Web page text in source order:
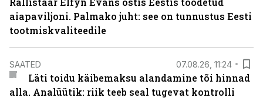
aiapaviljoni. Palmako juht: see on tunnustus Eesti
tootmiskvaliteedile
SAATED 07.08.26, 11:24
Läti toidu käibemaksu alandamine tõi hinnad
alla. Analüütik: riik teeb seal tugevat kontrolli